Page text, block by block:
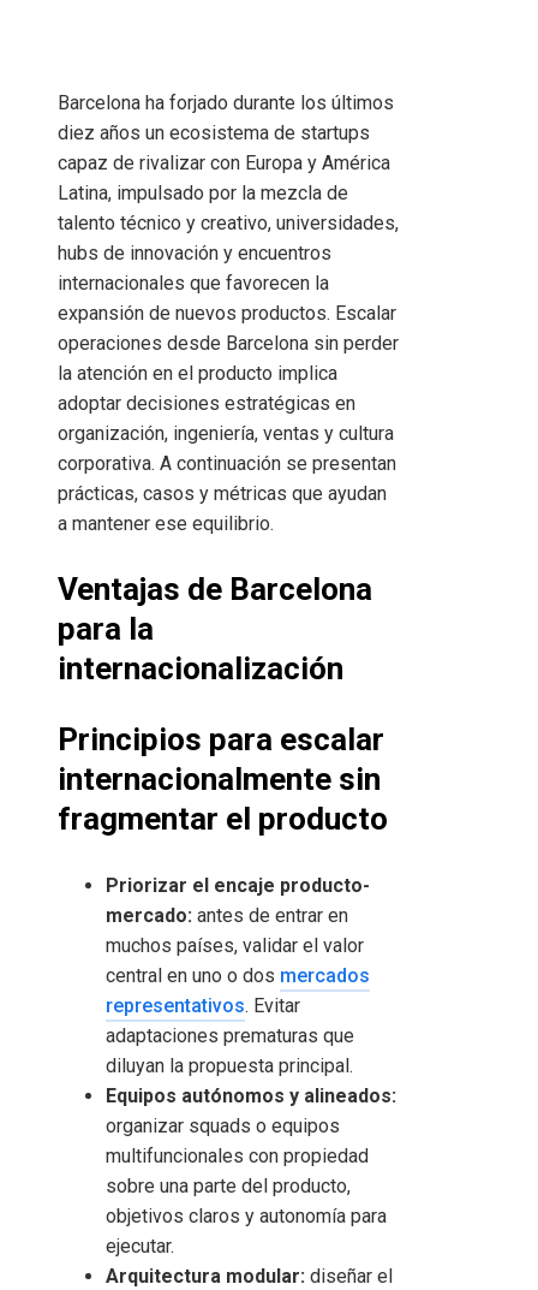
Barcelona ha forjado durante los últimos
diez años un ecosistema de startups
capaz de rivalizar con Europa y América
Latina, impulsado por la mezcla de
talento técnico y creativo, universidades,
hubs de innovación y encuentros
internacionales que favorecen la
expansión de nuevos productos. Escalar
operaciones desde Barcelona sin perder
la atención en el producto implica
adoptar decisiones estratégicas en
organización, ingeniería, ventas y cultura
corporativa. A continuación se presentan
prácticas, casos y métricas que ayudan
a mantener ese equilibrio.
Ventajas de Barcelona
para la
internacionalización
Principios para escalar
internacionalmente sin
fragmentar el producto
Priorizar el encaje producto-
mercado: antes de entrar en
muchos países, validar el valor
central en uno o dos mercados
representativos. Evitar
adaptaciones prematuras que
diluyan la propuesta principal.
Equipos autónomos y alineados:
organizar squads o equipos
multifuncionales con propiedad
sobre una parte del producto,
objetivos claros y autonomía para
ejecutar.
Arquitectura modular: diseñar el